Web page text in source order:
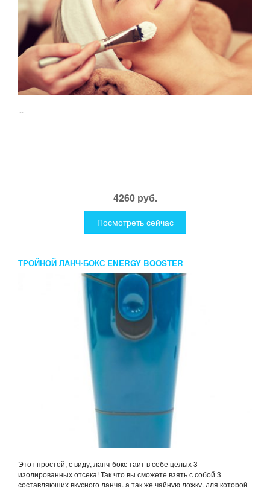
...
4260 руб.
Посмотреть сейчас
ТРОЙНОЙ ЛАНЧ-БОКС ENERGY BOOSTER
Этот простой, с виду, ланч-бокс таит в себе целых 3
изолированных отсека! Так что вы сможете взять с собой 3
составляющих вкусного ланча, а так же чайную ложку, для которой